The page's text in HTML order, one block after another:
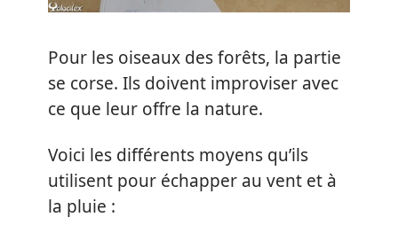
Pour les oiseaux des forêts, la partie
se corse. Ils doivent improviser avec
ce que leur offre la nature.
Voici les différents moyens qu’ils
utilisent pour échapper au vent et à
la pluie :